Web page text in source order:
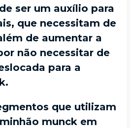
ser um auxílio para
que necessitam de
de aumentar a
não necessitar de
para a
que utilizam
munck em